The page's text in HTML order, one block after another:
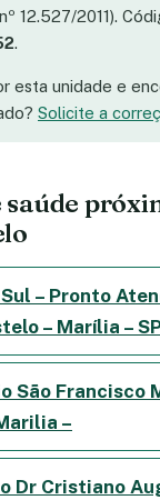
12.527/2011).
.
esta unidade e
Solicite a
saúde
– Pronto
– Marília –
São Francisco
–
Dr Cristiano